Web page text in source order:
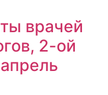
врачей
2-ой